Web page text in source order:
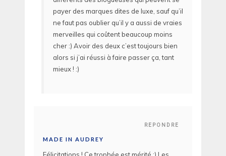
payer des marques dites de luxe, sauf qu’il
ne faut pas oublier qu’il y a aussi de vraies
merveilles qui coûtent beaucoup moins
cher :) Avoir des deux c’est toujours bien
alors si j’ai réussi à faire passer ça, tant
mieux ! :)
REPONDRE
MADE IN AUDREY